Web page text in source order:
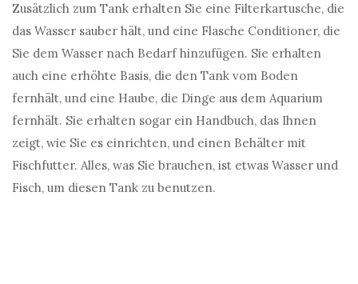
Zusätzlich zum Tank erhalten Sie eine Filterkartusche, die
das Wasser sauber hält, und eine Flasche Conditioner, die
Sie dem Wasser nach Bedarf hinzufügen. Sie erhalten
auch eine erhöhte Basis, die den Tank vom Boden
fernhält, und eine Haube, die Dinge aus dem Aquarium
fernhält. Sie erhalten sogar ein Handbuch, das Ihnen
zeigt, wie Sie es einrichten, und einen Behälter mit
Fischfutter. Alles, was Sie brauchen, ist etwas Wasser und
Fisch, um diesen Tank zu benutzen.